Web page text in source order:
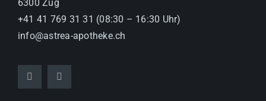
6300 Zug
+41 41 769 31 31 (08:30 – 16:30 Uhr)
info@astrea-apotheke.ch